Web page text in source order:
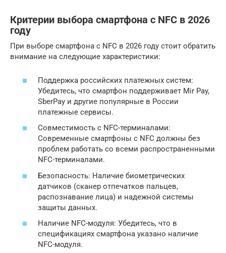
Критерии выбора смартфона с NFC в 2026
году
При выборе смартфона с NFC в 2026 году стоит обратить
внимание на следующие характеристики:
Поддержка российских платежных систем:
Убедитесь, что смартфон поддерживает Mir Pay,
SberPay и другие популярные в России
платежные сервисы.
Совместимость с NFC-терминалами:
Современные смартфоны с NFC должны без
проблем работать со всеми распространенными
NFC-терминалами.
Безопасность: Наличие биометрических
датчиков (сканер отпечатков пальцев,
распознавание лица) и надежной системы
защиты данных.
Наличие NFC-модуля: Убедитесь, что в
спецификациях смартфона указано наличие
NFC-модуля.